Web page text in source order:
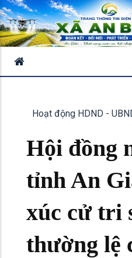
Hoạt động HDND -
Hội đồng
tỉnh An
xúc cử tri
thường lệ